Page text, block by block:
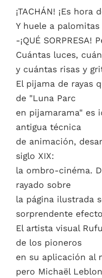
¡TACHÁN! ¡Es hora
Y huele a palomitas
-¡QUÉ SORPRESA!
Cuántas luces,
y cuántas risas y
El pijama de rayas
de "Luna Parc
en pijamarama" es
antigua técnica
de animación,
siglo XIX:
la ombro-cinéma.
rayado sobre
la página ilustrada
sorprendente
El artista visual
de los pioneros
en su aplicación al
pero Michaël